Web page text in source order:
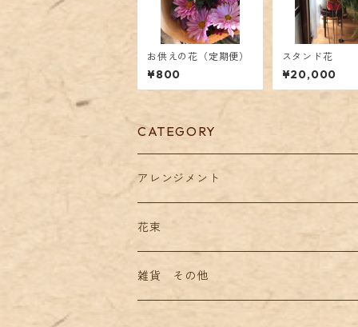
お供えの花（定期便）
¥800
スタンド花
¥20,000
CATEGORY
アレンジメント
お祝い
お供え
花束
お祝い
雑貨 その他